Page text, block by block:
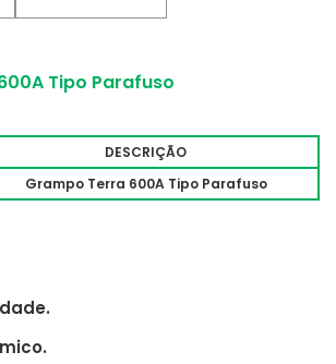
Tipo Parafuso
DESCRIÇÃO
Grampo Terra 600A Tipo Parafuso